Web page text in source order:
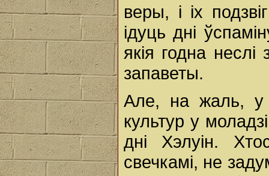
веры, і іх
ідуць дні
якія годна
запаветы.
Але, на жаль, у
культур у
дні Хэлуін.
свечкамі, не